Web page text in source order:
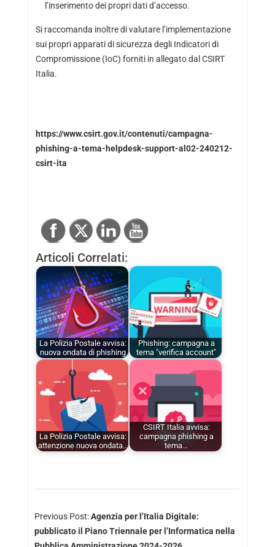
l’inserimento dei propri dati d’accesso.
Si raccomanda inoltre di valutare l’implementazione
sui propri apparati di sicurezza degli Indicatori di
Compromissione (IoC) forniti in allegato dal CSIRT
Italia.
https://www.csirt.gov.it/contenuti/campagna-
phishing-a-tema-helpdesk-support-al02-240212-
csirt-ita
Articoli Correlati:
La Polizia Postale avvisa:
nuova ondata di phishing
Phishing: campagna a
tema "verifica account"
La Polizia Postale avvisa:
attenzione nuova ondata…
CSIRT Italia avvisa:
campagna phishing a
tema…
Previous Post:Agenzia per l’Italia Digitale:
pubblicato il Piano Triennale per l’Informatica nella